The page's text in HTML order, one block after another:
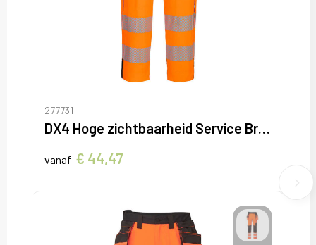
277731
DX4 Hoge zichtbaarheid Service Broek
vanaf € 44,47